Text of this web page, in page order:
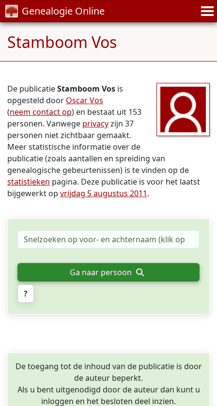
Genealogie Online
Stamboom Vos
De publicatieStamboom Vos is
opgesteld door Oscar Vos
(neem contact op) en bestaat uit 153
personen. Vanwege privacyzijn 37
personen niet zichtbaar gemaakt.
Meer statistische informatie over de
publicatie (zoals aantallen en spreiding van
genealogische gebeurtenissen) is te vinden op de
statistieken pagina. Deze publicatie is voor het laatst
bijgewerkt op vrijdag 5 augustus 2011.
Ga naar persoon
?
De toegang tot de inhoud van de publicatie is door
de auteur beperkt.
Als u bent uitgenodigd door de auteur dan kunt u
inloggen en het besloten deel inzien.